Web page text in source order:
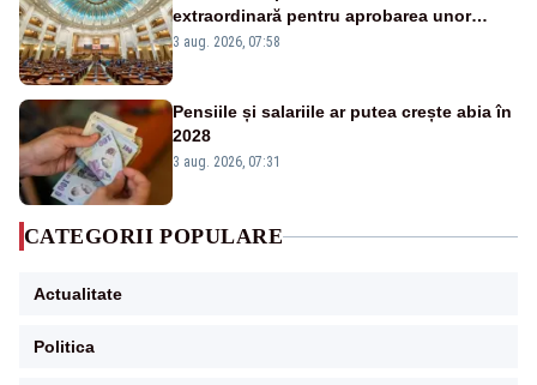
extraordinară pentru aprobarea unor
jaloane din PNRR
3 aug. 2026, 07:58
Pensiile și salariile ar putea crește abia în
2028
3 aug. 2026, 07:31
CATEGORII POPULARE
Actualitate
Politica